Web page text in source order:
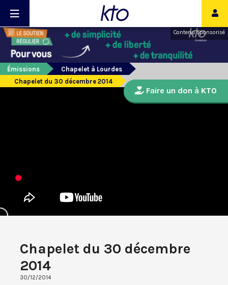
Contenu sponsorisé
Émissions
Chapelet à Lourdes
Chapelet du 30 décembre 2014
Chapelet du 30 décembre
2014
30/12/2014
Faire un don à KTO